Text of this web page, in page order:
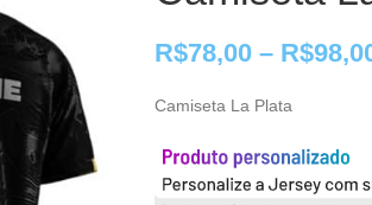
R$78,00 – R$
Camiseta La Plata